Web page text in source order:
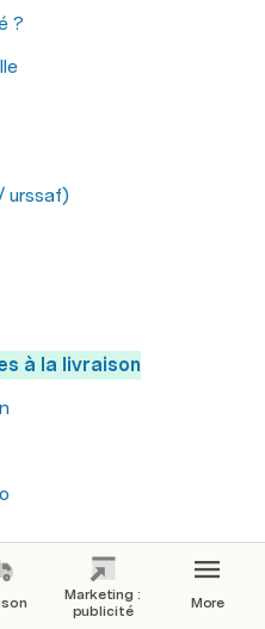
?
urssaf)
à la livraison
Marketing :
publicité
More